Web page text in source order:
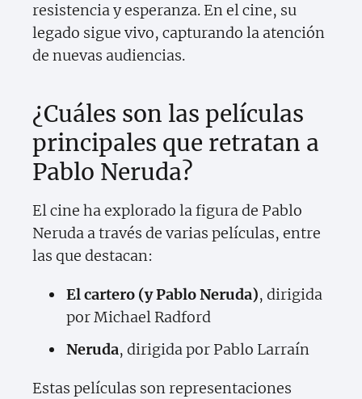
resistencia y esperanza. En el cine, su
legado sigue vivo, capturando la atención
de nuevas audiencias.
¿Cuáles son las películas
principales que retratan a
Pablo Neruda?
El cine ha explorado la figura de Pablo
Neruda a través de varias películas, entre
las que destacan:
El cartero (y Pablo Neruda), dirigida
por Michael Radford
Neruda, dirigida por Pablo Larraín
Estas películas son representaciones